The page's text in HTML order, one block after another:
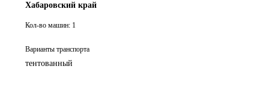
Хабаровский край
Кол-во машин: 1
Варианты транспорта
тентованный